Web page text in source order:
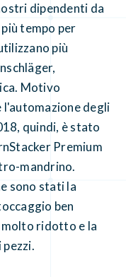
dipendenti da
tempo per
più
Motivo
degli
quindi, è stato
Premium
mandrino.
sono stati la
ben
molto ridotto e la